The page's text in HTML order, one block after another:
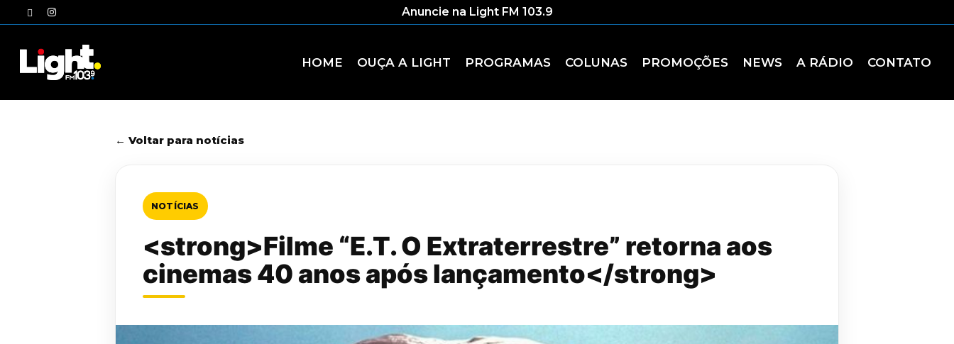
to
twitterinstagram Anuncie na Light FM 103.9
HOME OUÇA A LIGHT PROGRAMAS COLUNAS PROMOÇÕES NEWS A RÁDIO CONTATO
← Voltar para notícias
NOTÍCIAS
<strong>Filme “E.T. O Extraterrestre” retorna aos
cinemas 40 anos após lançamento</strong>